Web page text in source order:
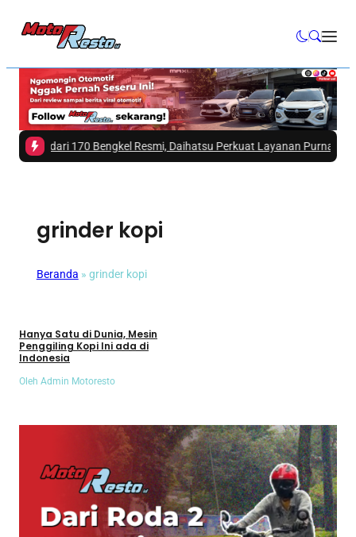
dari 170 Bengkel Resmi, Daihatsu Perkuat Layanan Purnajual|#3 -
grinder kopi
Beranda » grinder kopi
Hanya Satu di Dunia, Mesin
Penggiling Kopi Ini ada di
Indonesia
Oleh Admin Motoresto